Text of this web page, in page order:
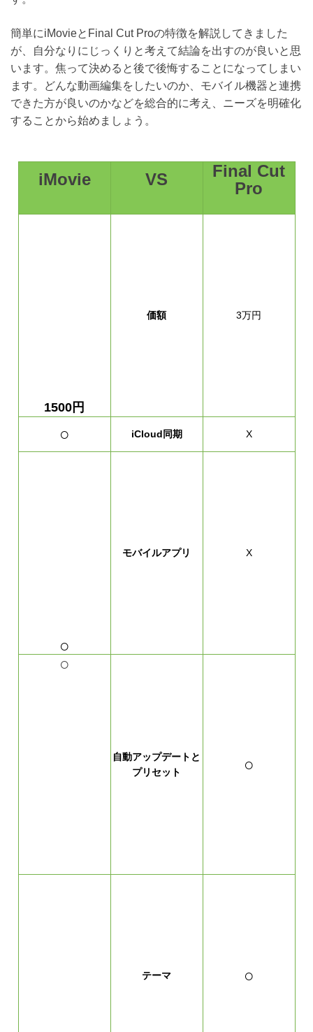
簡単にiMovieとFinal Cut Proの特徴を解説してきました
が、自分なりにじっくりと考えて結論を出すのが良いと思
います。焦って決めると後で後悔することになってしまい
ます。どんな動画編集をしたいのか、モバイル機器と連携
できた方が良いのかなどを総合的に考え、ニーズを明確化
することから始めましょう。
iMovie VS
Final Cut
Pro
1500円
価額 3万円
○ iCloud同期 X
○
モバイルアプリ X
○
自動アップデートと
プリセット
○
テーマ ○